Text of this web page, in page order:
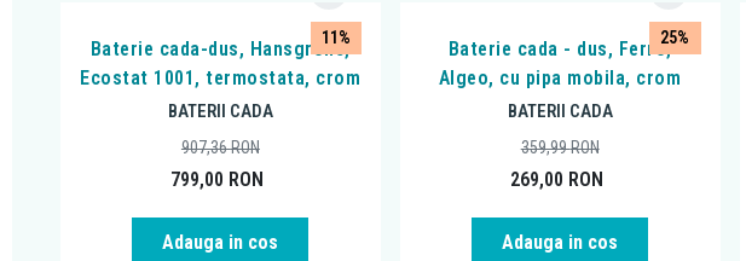
11%
Baterie cada-dus, Hansgrohe,
Ecostat 1001, termostata, crom
BATERII CADA
799,00 RON
907,36RON
Adauga in cos
25%
Baterie cada - dus, Ferro,
Algeo, cu pipa mobila, crom
BATERII CADA
269,00 RON
359,99RON
Adauga in cos